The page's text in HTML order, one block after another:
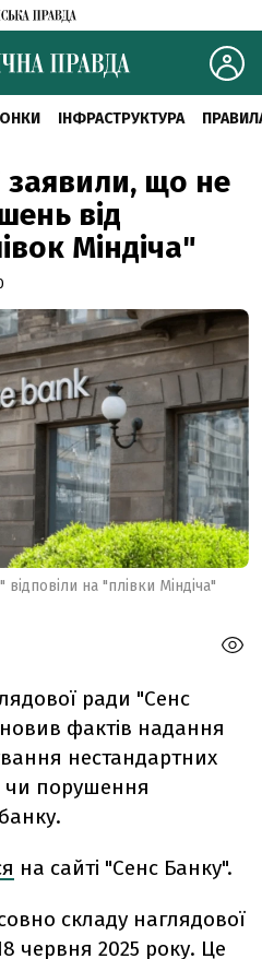
ІНФРАСТРУКТУРА
що не
від
Міндіча"
на "плівки Міндіча"
ради "Сенс
фактів надання
нестандартних
чи порушення
на сайті "Сенс Банку".
складу наглядової
червня 2025 року. Це